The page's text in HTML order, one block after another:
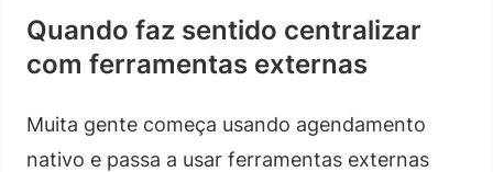
Quando faz sentido centralizar
com ferramentas externas
Muita gente começa usando agendamento
nativo e passa a usar ferramentas externas